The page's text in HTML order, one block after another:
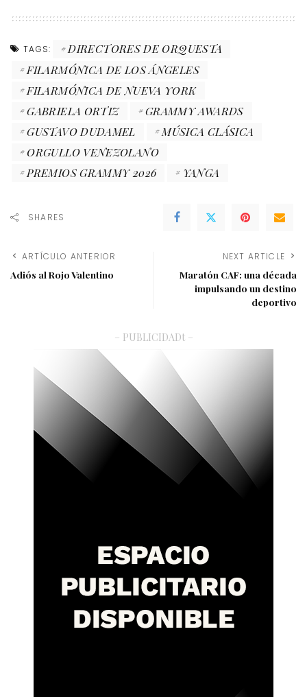
TAGS:
DIRECTORES DE ORQUESTA
FILARMÓNICA DE LOS ÁNGELES
FILARMÓNICA DE NUEVA YORK
GABRIELA ORTIZ
GRAMMY AWARDS
GUSTAVO DUDAMEL
MÚSICA CLÁSICA
ORGULLO VENEZOLANO
PREMIOS GRAMMY 2026
YANGA
SHARES
ARTÍCULO ANTERIOR
Adiós al Rojo Valentino
NEXT ARTICLE
Maratón CAF: una década
impulsando un destino
deportivo
– PUBLICIDADt –